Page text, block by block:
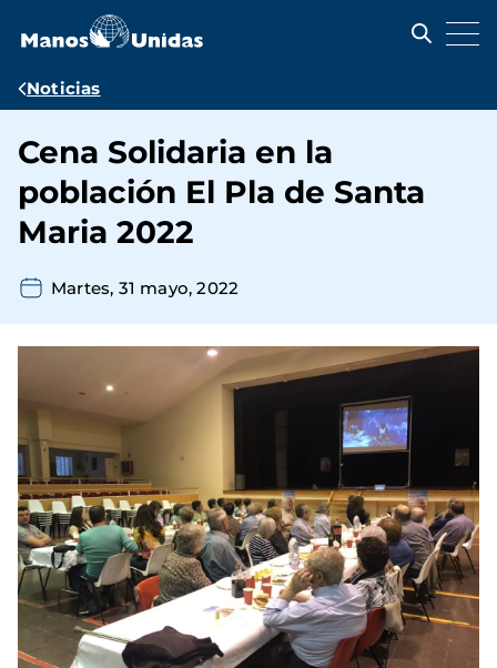
contenido
Ruta
navegación
Noticias
Cena Solidaria en la
población El Pla de Santa
Maria 2022
Martes, 31 mayo, 2022